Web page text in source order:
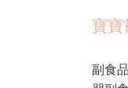
寶寶
副食